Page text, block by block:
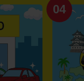
04